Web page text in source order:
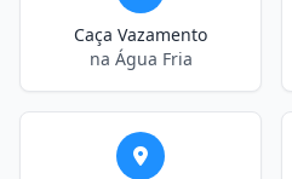
Caça Vazamento
na Água Fria